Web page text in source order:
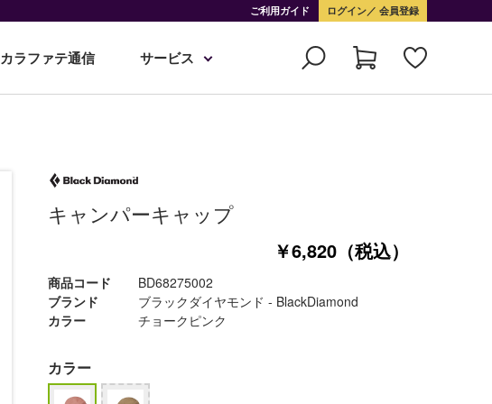
ご利用ガイド ログイン 会員登録
カラファテ通信 サービス
キャンパーキャップ
￥6,820（税込）
商品コード
BD68275002
ブランド
ブラックダイヤモンド - BlackDiamond
カラー
チョークピンク
カラー